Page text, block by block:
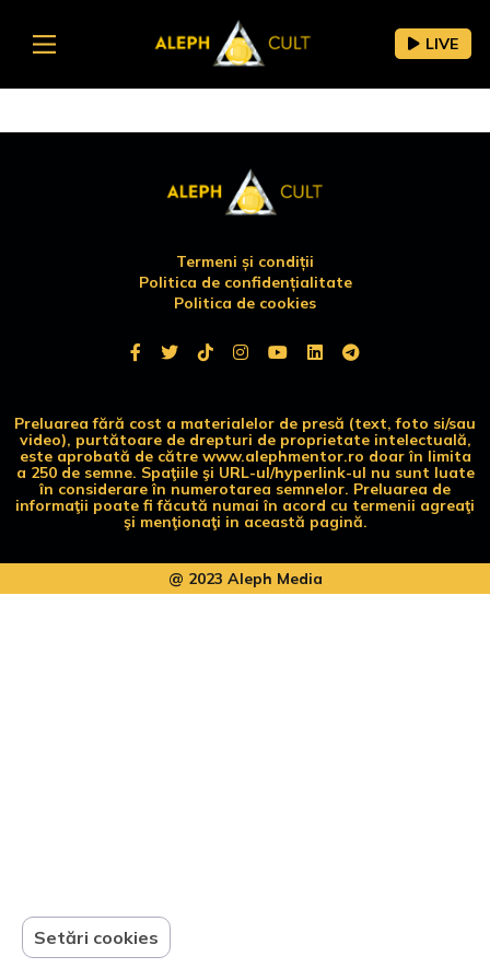
LIVE
Setări cookies
Termeni și condiții
Politica de confidențialitate
Politica de cookies
Preluarea fără cost a materialelor de presă (text, foto si/sau
video), purtătoare de drepturi de proprietate intelectuală,
este aprobată de către www.alephmentor.ro doar în limita
a 250 de semne. Spaţiile şi URL-ul/hyperlink-ul nu sunt luate
în considerare în numerotarea semnelor. Preluarea de
informaţii poate fi făcută numai în acord cu termenii agreaţi
şi menţionaţi in această pagină.
@ 2023 Aleph Media